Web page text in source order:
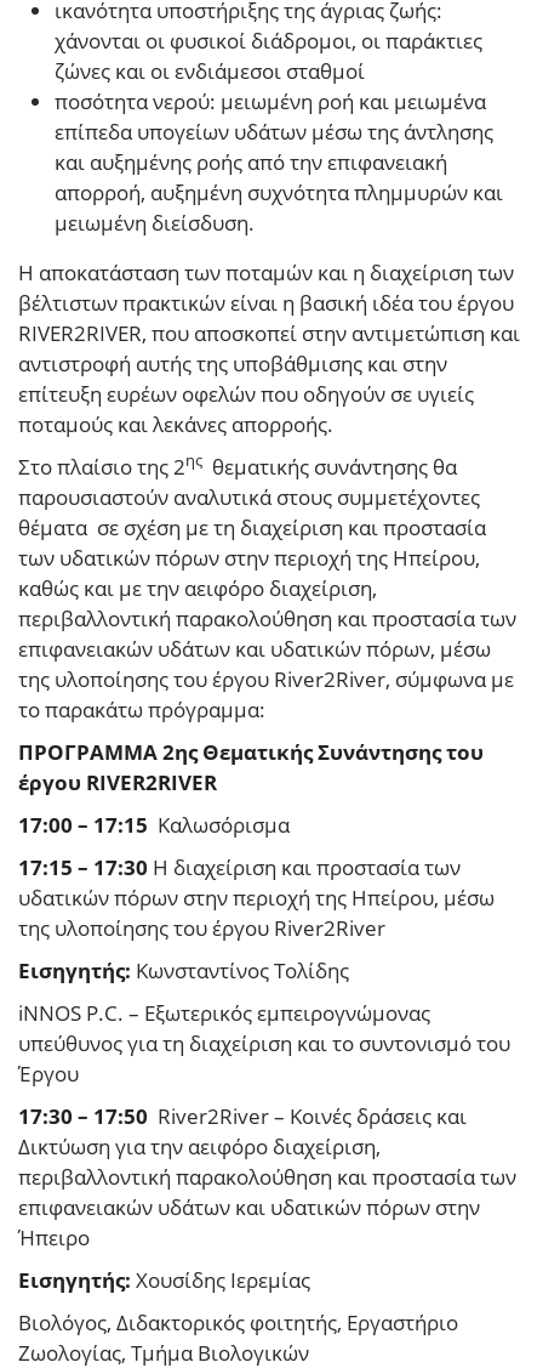
ικανότητα υποστήριξης της άγριας ζωής:
χάνονται οι φυσικοί διάδρομοι, οι παράκτιες
ζώνες και οι ενδιάμεσοι σταθμοί
ποσότητα νερού: μειωμένη ροή και μειωμένα
επίπεδα υπογείων υδάτων μέσω της άντλησης
και αυξημένης ροής από την επιφανειακή
απορροή, αυξημένη συχνότητα πλημμυρών και
μειωμένη διείσδυση.
Η αποκατάσταση των ποταμών και η διαχείριση των
βέλτιστων πρακτικών είναι η βασική ιδέα του έργου
RIVER2RIVER, που αποσκοπεί στην αντιμετώπιση και
αντιστροφή αυτής της υποβάθμισης και στην
επίτευξη ευρέων οφελών που οδηγούν σε υγιείς
ποταμούς και λεκάνες απορροής.
Στο πλαίσιο της 2ης θεματικής συνάντησης θα
παρουσιαστούν αναλυτικά στους συμμετέχοντες
θέματα σε σχέση με τη διαχείριση και προστασία
των υδατικών πόρων στην περιοχή της Ηπείρου,
καθώς και με την αειφόρο διαχείριση,
περιβαλλοντική παρακολούθηση και προστασία των
επιφανειακών υδάτων και υδατικών πόρων, μέσω
της υλοποίησης του έργου River2River, σύμφωνα με
το παρακάτω πρόγραμμα:
ΠΡΟΓΡΑΜΜΑ 2ης Θεματικής Συνάντησης του
έργου RIVER2RIVER
17:00 – 17:15 Καλωσόρισμα
17:15 – 17:30 Η διαχείριση και προστασία των
υδατικών πόρων στην περιοχή της Ηπείρου, μέσω
της υλοποίησης του έργου River2River
Εισηγητής: Κωνσταντίνος Τολίδης
iNNOS P.C. – Εξωτερικός εμπειρογνώμονας
υπεύθυνος για τη διαχείριση και το συντονισμό του
Έργου
17:30 – 17:50 River2River – Κοινές δράσεις και
Δικτύωση για την αειφόρο διαχείριση,
περιβαλλοντική παρακολούθηση και προστασία των
επιφανειακών υδάτων και υδατικών πόρων στην
Ήπειρο
Εισηγητής: Χουσίδης Ιερεμίας
Βιολόγος, Διδακτορικός φοιτητής, Εργαστήριο
Ζωολογίας, Τμήμα Βιολογικών